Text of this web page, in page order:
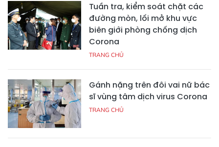
Tuần tra, kiểm soát chặt các
đường mòn, lối mở khu vực
biên giới phòng chống dịch
Corona
TRANG CHỦ
Gánh nặng trên đôi vai nữ bác
sĩ vùng tâm dịch virus Corona
TRANG CHỦ